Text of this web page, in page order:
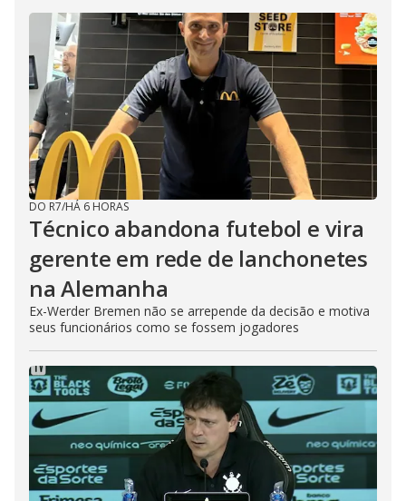
DO R7/HÁ 6 HORAS
Técnico abandona futebol e vira
gerente em rede de lanchonetes
na Alemanha
Ex-Werder Bremen não se arrepende da decisão e motiva
seus funcionários como se fossem jogadores